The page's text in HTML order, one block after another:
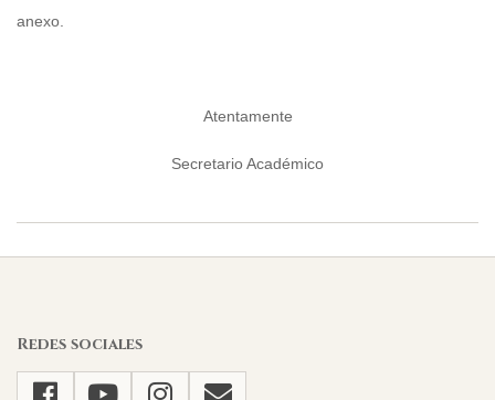
anexo.
Atentamente
Secretario Académico
Redes sociales